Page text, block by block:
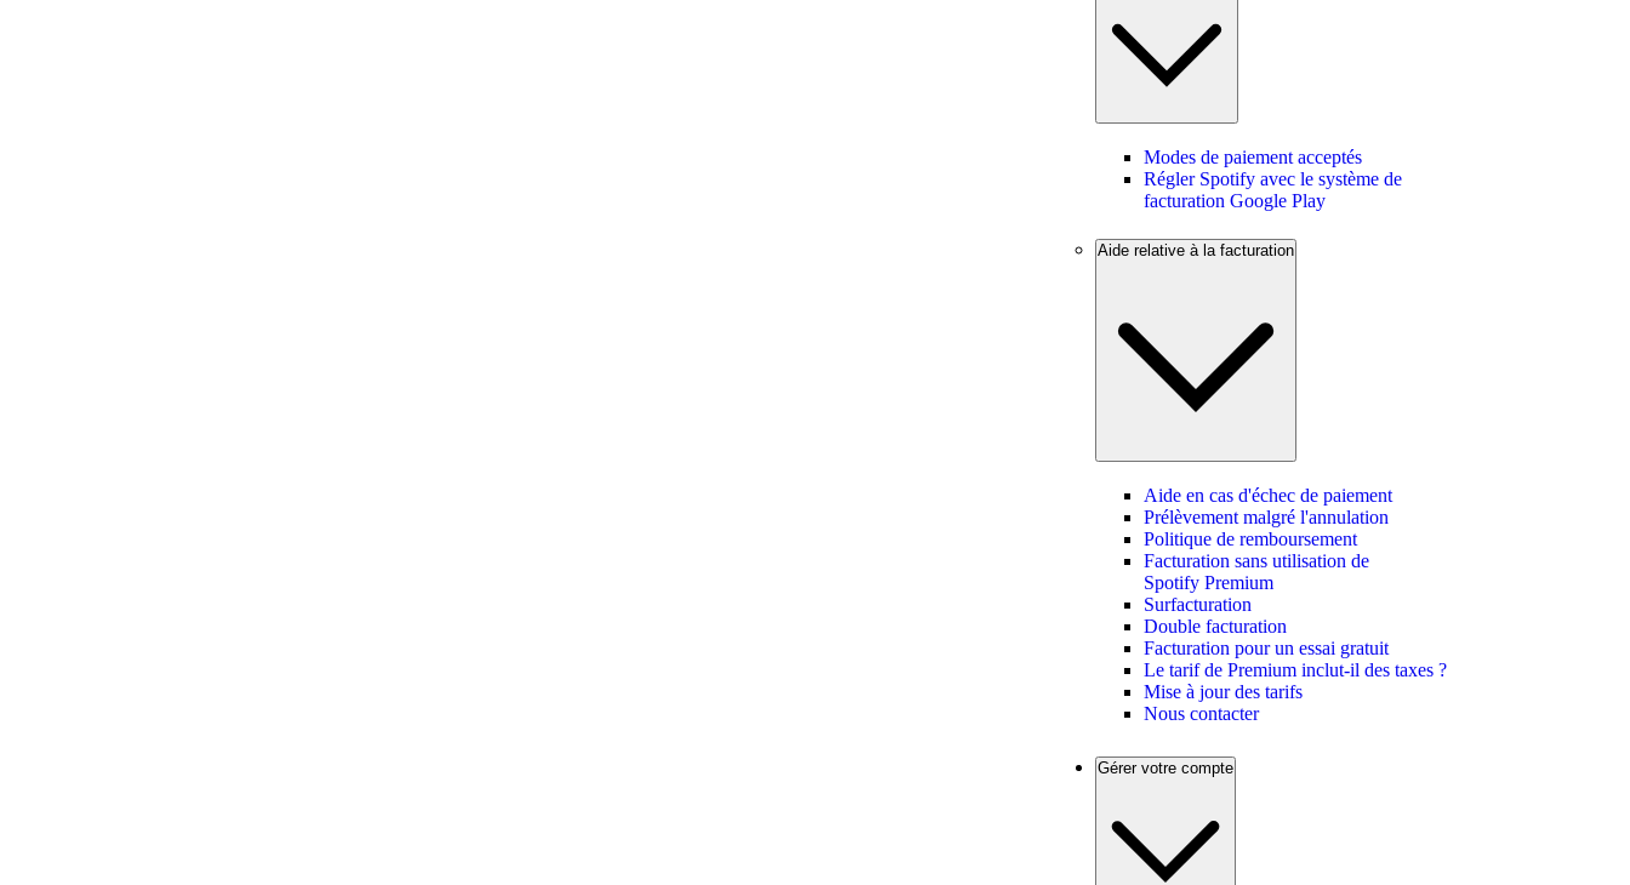
Modes de paiement acceptés
Régler Spotify avec le système de
facturation Google Play
Aide relative à la facturation
Aide en cas d'échec de paiement
Prélèvement malgré l'annulation
Politique de remboursement
Facturation sans utilisation de
Spotify Premium
Surfacturation
Double facturation
Facturation pour un essai gratuit
Le tarif de Premium inclut-il des taxes ?
Mise à jour des tarifs
Nous contacter
Gérer votre compte